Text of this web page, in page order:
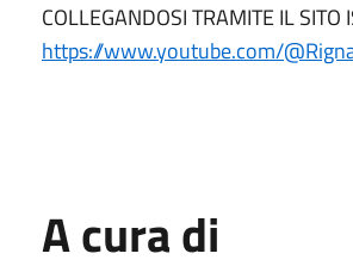
COLLEGANDOSI TRAMITE IL
https://www.youtube.com/
A cura di